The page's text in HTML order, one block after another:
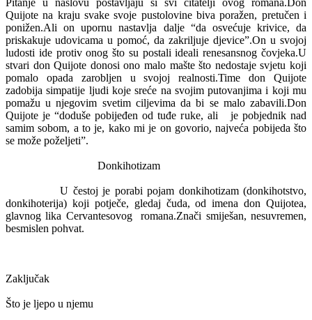
Pitanje u naslovu postavljaju si svi čitatelji ovog romana.Don
Quijote na kraju svake svoje pustolovine biva poražen, pretučen i
ponižen.Ali on upornu nastavlja dalje “da osvećuje krivice, da
priskakuje udovicama u pomoć, da zakriljuje djevice”.On u svojoj
ludosti ide protiv onog što su postali ideali renesansnog čovjeka.U
stvari don Quijote donosi ono malo mašte što nedostaje svjetu koji
pomalo opada zarobljen u svojoj realnosti.Time don Quijote
zadobija simpatije ljudi koje sreće na svojim putovanjima i koji mu
pomažu u njegovim svetim ciljevima da bi se malo zabavili.Don
Quijote je “doduše pobijeđen od tuđe ruke, ali
je pobjednik nad
samim sobom, a to je, kako mi je on govorio, najveća pobijeda što
se može poželjeti”.
Donkihotizam
U čestoj je porabi pojam donkihotizam (donkihotstvo,
donkihoterija) koji potječe, gledaj čuda, od imena don Quijotea,
glavnog lika Cervantesovog
romana.Znači smiješan, nesuvremen,
besmislen pohvat.
Zaključak
Što je ljepo u njemu